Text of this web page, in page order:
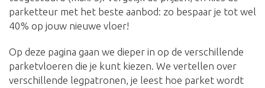
parketteur met het beste aanbod: zo bespaar je tot wel
40% op jouw nieuwe vloer!
Op deze pagina gaan we dieper in op de verschillende
parketvloeren die je kunt kiezen. We vertellen over
verschillende legpatronen, je leest hoe parket wordt